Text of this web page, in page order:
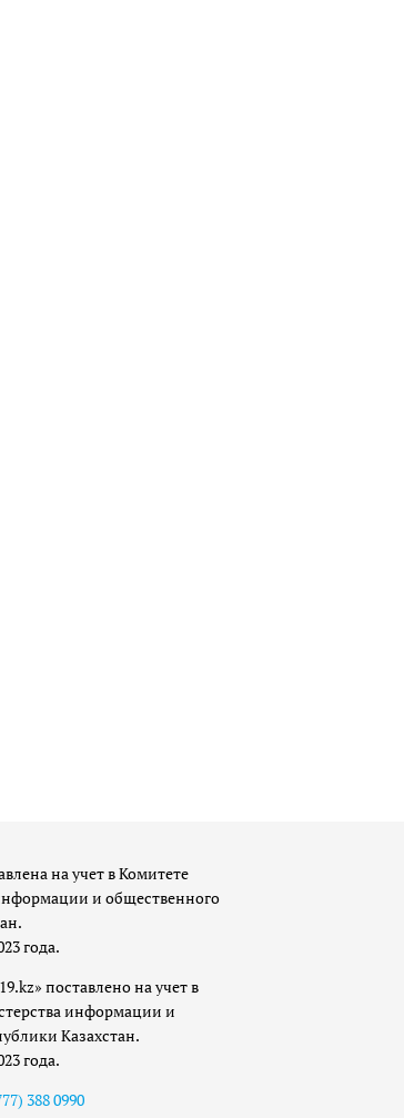
на учет в Комитете
и общественного
года.
поставлено на учет в
информации и
Казахстан.
года.
388 0990